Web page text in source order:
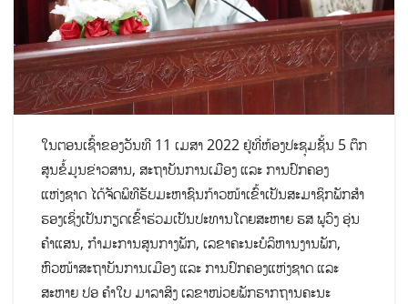
ໃນຕອນເຊົ້າຂອງວັນທີ 11 ເມສາ 2022 ຢູ່ທີ່ຫ້ອງປະຊຸມຊັ້ນ 5 ຕຶກ
ສູນຂໍ້ມູນຂ່າວສານ, ສະຖາບັນການເມືອງ ແລະ ການປົກຄອງ
ແຫ່ງຊາດ ໄດ້ຈັດພິທີຮັບມະຫາຊົນກ້າວໜ້າເຂົ້າເປັນສະມາຊິກພັກສໍາ
ຮອງເຊິ່ງເປັນກຽດເຂົ້າຮ່ວມເປັນປະທານໂດຍສະຫາຍ ຮສ ພູວົງ ອຸ່ນ
ຄໍາແສນ, ກໍາມະການສູນກາງພັກ, ເລຂາຄະນະບໍລິຫານງານພັກ,
ຫົວໜ້າສະຖາບັນການເມືອງ ແລະ ການປົກຄອງແຫ່ງຊາດ ແລະ
ສະຫາຍ ປອ ຄໍາໃບ ມາລາສິງ ເລຂາໜ່ວຍພັກຮາກຖານຄະນະ